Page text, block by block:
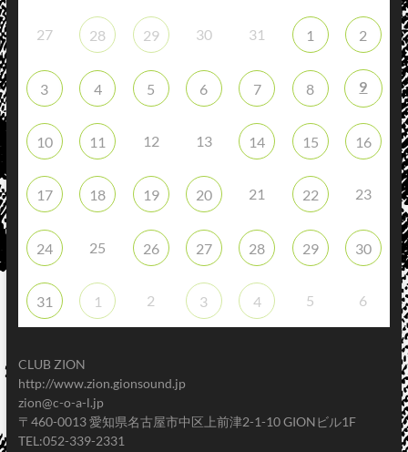
27 28 29 30 31 1 2
3 4 5 6 7 8 9
10 11 12 13 14 15 16
17 18 19 20 21 22 23
24 25 26 27 28 29 30
31 1 2 3 4 5 6
CLUB ZION
http://www.zion.gionsound.jp
zion@c-o-a-l.jp
〒460-0013 愛知県名古屋市中区上前津2-1-10 GIONビル1F
TEL:052-339-2331